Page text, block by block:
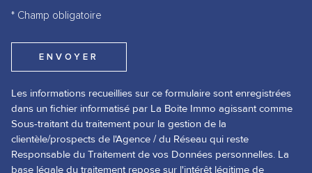
* Champ obligatoire
ENVOYER
Les informations recueillies sur ce formulaire sont enregistrées
dans un fichier informatisé par La Boite Immo agissant comme
Sous-traitant du traitement pour la gestion de la
clientèle/prospects de l'Agence / du Réseau qui reste
Responsable du Traitement de vos Données personnelles. La
base légale du traitement repose sur l'intérêt légitime de